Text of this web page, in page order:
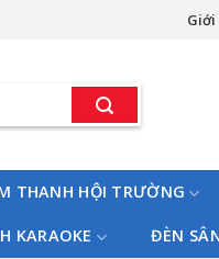
Giới
THANH HỘI TRƯỜNG
KARAOKE ĐÈN